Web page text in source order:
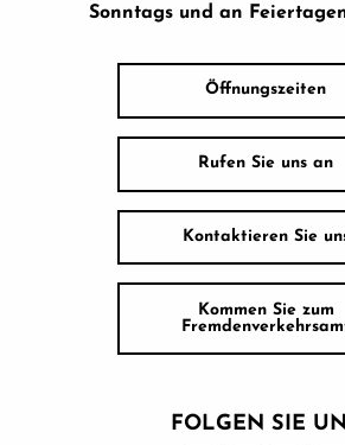
Sonntags und an
Öffnungszeiten
Rufen Sie uns an
Kontaktieren Sie
Kommen Sie zum
FOLGEN SIE